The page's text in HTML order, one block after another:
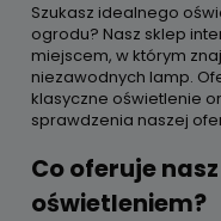
Szukasz idealnego
ogrodu? Nasz sklep
miejscem, w którym
niezawodnych lamp.
klasyczne oświetlenie
sprawdzenia naszej
Co oferuje
oświetleniem?